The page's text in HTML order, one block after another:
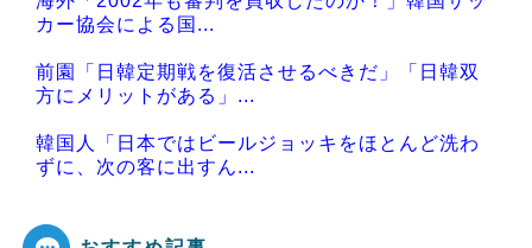
カー協会による国...
前園「日韓定期戦を復活させるべきだ」「日韓双
方にメリットがある」...
韓国人「日本ではビールジョッキをほとんど洗わ
ずに、次の客に出すん...